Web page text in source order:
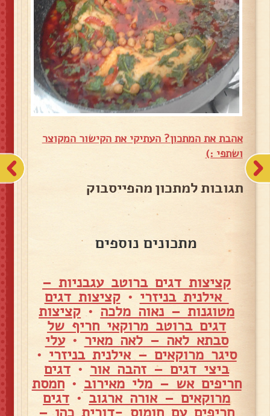
אהבת את המתכון? העתיקי את הקישור המקוצר
ושתפי :)
תגובות למתכון מהפייסבוק
מתכונים נוספים
קציצות דגים ברוטב עגבניות –
אילנית בניזרי •קציצות דגים
מטוגנות – נאוה מלכה • קציצות
דגים ברוטב מרוקאי חריף של
סבתא לאה – לאה מאיר •עלי
סיגר מרוקאים – אילנית בניזרי •
ביצי דגים – זהבה אור • דגים
חריפים אש – מלי מאירוב •חמסת
מרוקאים – אורה ארגוב • דגים